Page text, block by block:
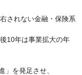
されない金融・保険系
10年は事業拡大の年
」を発足させ、